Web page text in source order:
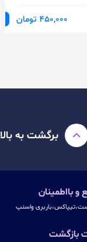
450,000 تومان
برگشت به بالا
بااطمینان
واسنپ